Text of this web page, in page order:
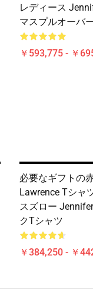
レディース
マスプルオーバ
￥593,775 - ￥
必要なギフトの
Lawrence Tシャ
スズロー
クTシャツ
￥384,250 - ￥